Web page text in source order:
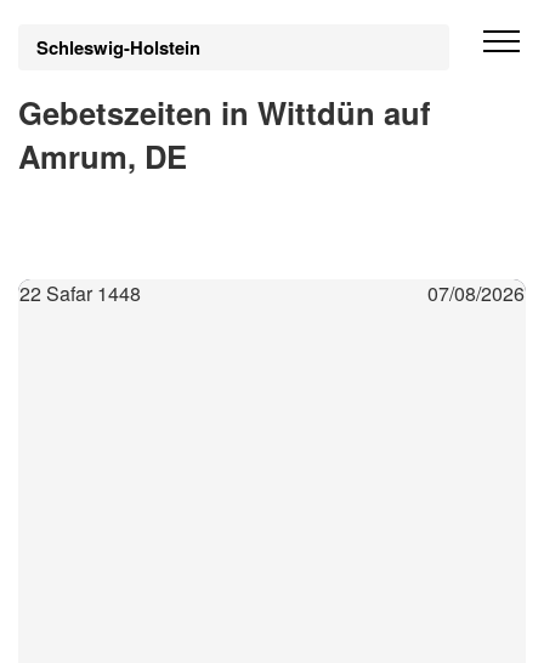
Schleswig-Holstein
Gebetszeiten in Wittdün auf
Amrum, DE
22 Safar 1448 07/08/2026